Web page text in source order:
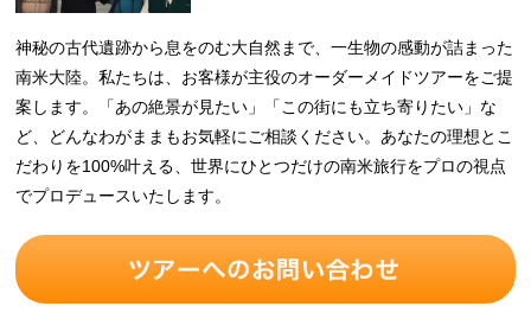
神秘の古代遺跡から息をのむ大自然まで、一生物の感動が詰まった
南米大陸。私たちは、お客様が主役のオーダーメイドツアーをご提
案します。「あの絶景が見たい」「この街にも立ち寄りたい」な
ど、どんなわがままもお気軽にご相談ください。あなたの理想とこ
だわりを100%叶える、世界にひとつだけの南米旅行をプロの視点
でプロデュースいたします。